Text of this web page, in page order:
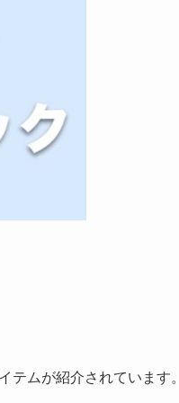
テムが紹介されています。